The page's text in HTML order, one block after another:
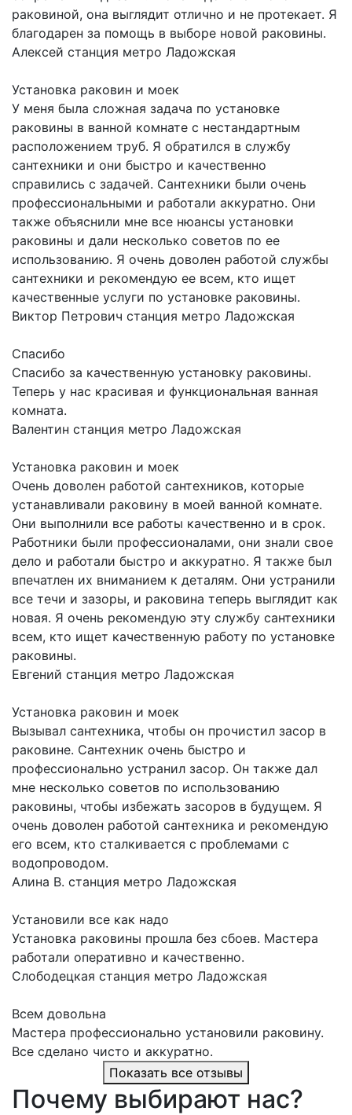
раковиной, она выглядит отлично и не протекает. Я
благодарен за помощь в выборе новой раковины.
Алексей станция метро Ладожская
Установка раковин и моек
У меня была сложная задача по установке
раковины в ванной комнате с нестандартным
расположением труб. Я обратился в службу
сантехники и они быстро и качественно
справились с задачей. Сантехники были очень
профессиональными и работали аккуратно. Они
также объяснили мне все нюансы установки
раковины и дали несколько советов по ее
использованию. Я очень доволен работой службы
сантехники и рекомендую ее всем, кто ищет
качественные услуги по установке раковины.
Виктор Петрович станция метро Ладожская
Спасибо
Спасибо за качественную установку раковины.
Теперь у нас красивая и функциональная ванная
комната.
Валентин станция метро Ладожская
Установка раковин и моек
Очень доволен работой сантехников, которые
устанавливали раковину в моей ванной комнате.
Они выполнили все работы качественно и в срок.
Работники были профессионалами, они знали свое
дело и работали быстро и аккуратно. Я также был
впечатлен их вниманием к деталям. Они устранили
все течи и зазоры, и раковина теперь выглядит как
новая. Я очень рекомендую эту службу сантехники
всем, кто ищет качественную работу по установке
раковины.
Евгений станция метро Ладожская
Установка раковин и моек
Вызывал сантехника, чтобы он прочистил засор в
раковине. Сантехник очень быстро и
профессионально устранил засор. Он также дал
мне несколько советов по использованию
раковины, чтобы избежать засоров в будущем. Я
очень доволен работой сантехника и рекомендую
его всем, кто сталкивается с проблемами с
водопроводом.
Алина В. станция метро Ладожская
Установили все как надо
Установка раковины прошла без сбоев. Мастера
работали оперативно и качественно.
Слободецкая станция метро Ладожская
Всем довольна
Мастера профессионально установили раковину.
Все сделано чисто и аккуратно.
Показать все отзывы
Почему выбирают нас?